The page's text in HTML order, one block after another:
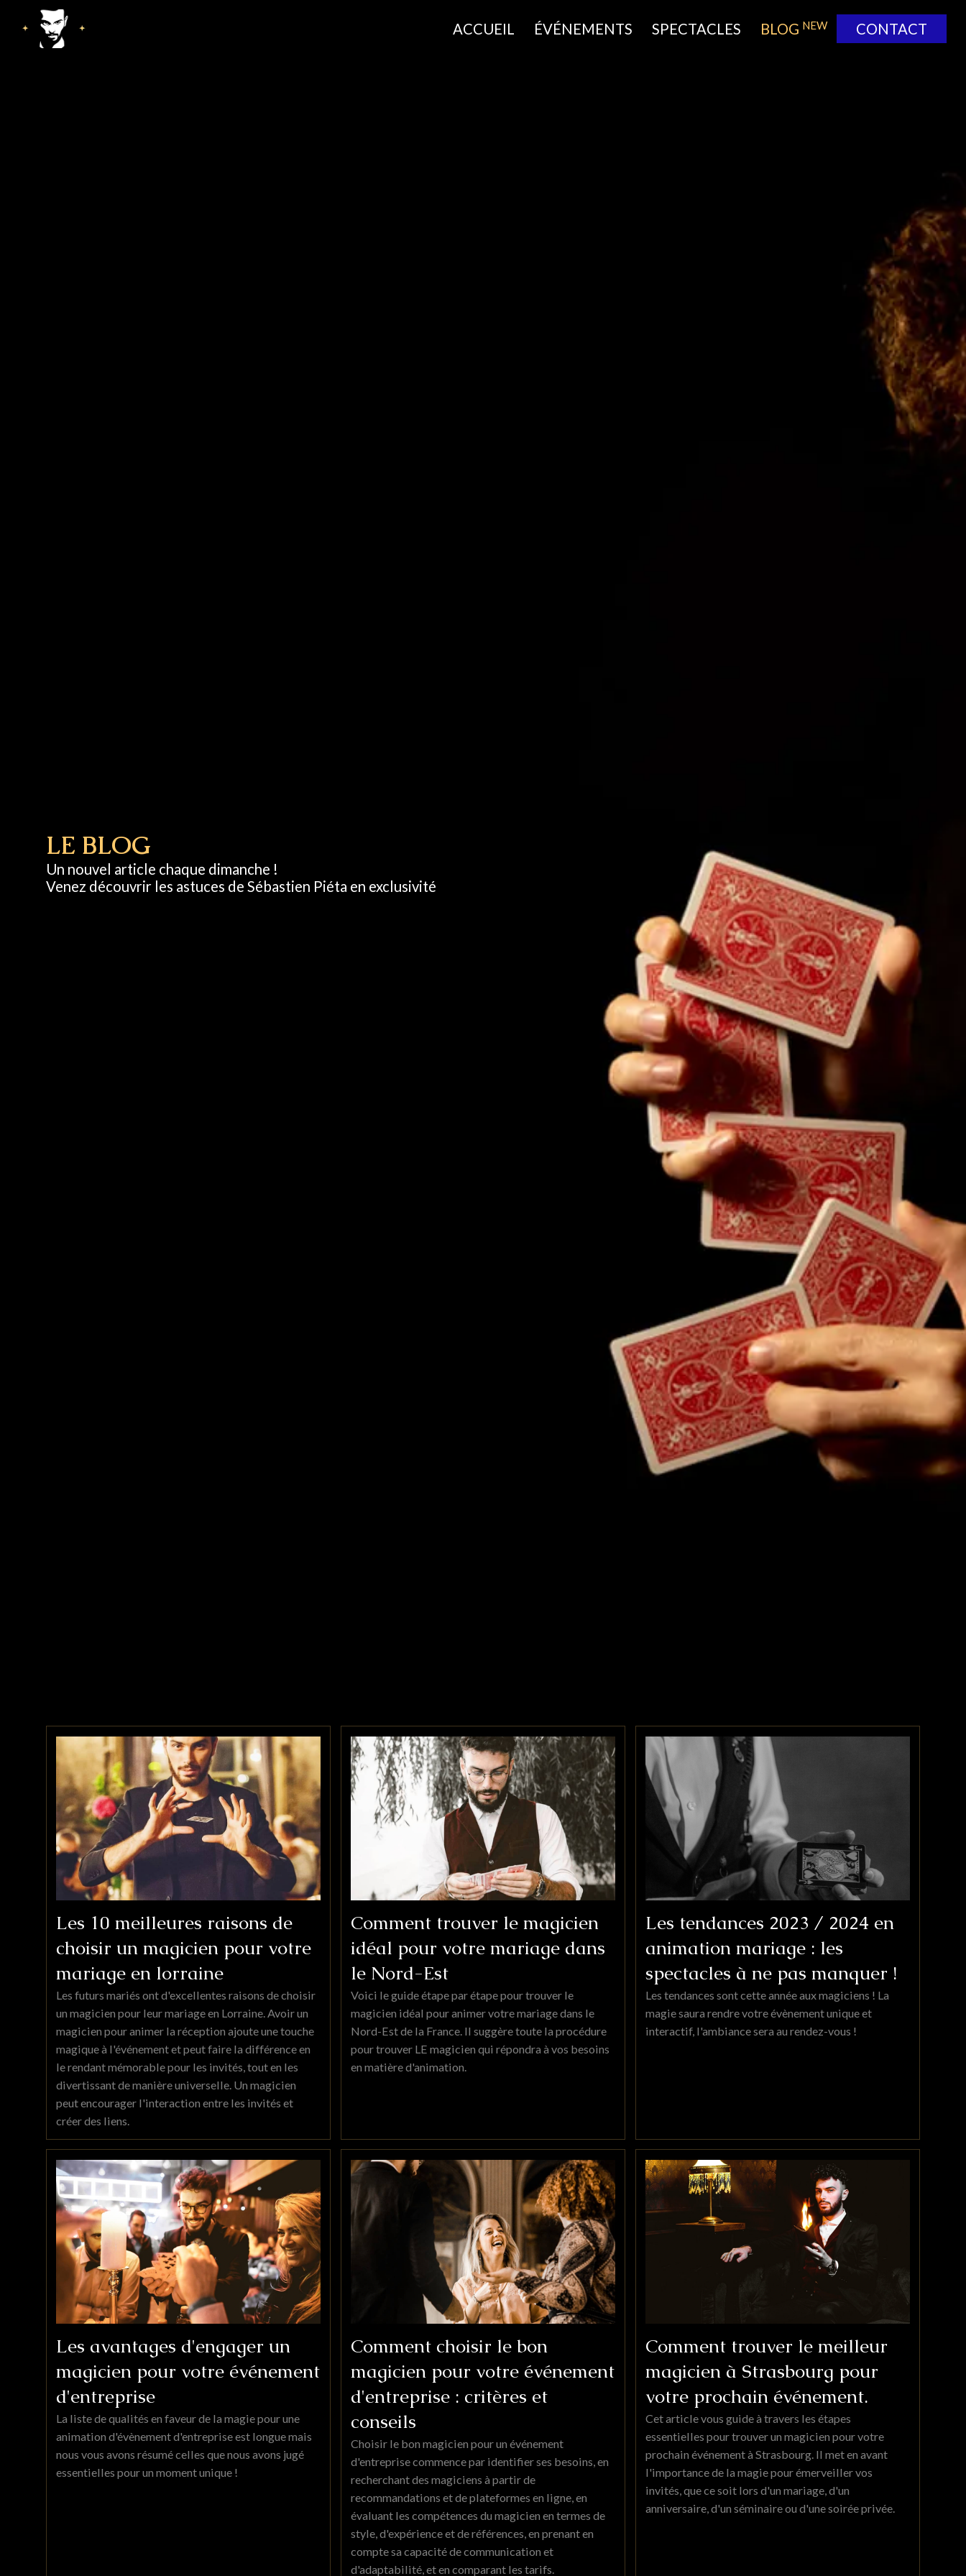
ACCUEIL ÉVÉNEMENTS SPECTACLES BLOG NEW CONTACT
LE BLOG
Un nouvel article chaque dimanche !
Venez découvrir les astuces de Sébastien Piéta en exclusivité
Les 10 meilleures raisons de
choisir un magicien pour votre
mariage en lorraine
Les futurs mariés ont d'excellentes raisons de choisir
un magicien pour leur mariage en Lorraine. Avoir un
magicien pour animer la réception ajoute une touche
magique à l'événement et peut faire la différence en
le rendant mémorable pour les invités, tout en les
divertissant de manière universelle. Un magicien
peut encourager l'interaction entre les invités et
créer des liens.
Comment trouver le magicien
idéal pour votre mariage dans
le Nord-Est
Voici le guide étape par étape pour trouver le
magicien idéal pour animer votre mariage dans le
Nord-Est de la France. Il suggère toute la procédure
pour trouver LE magicien qui répondra à vos besoins
en matière d'animation.
Les tendances 2023 / 2024 en
animation mariage : les
spectacles à ne pas manquer !
Les tendances sont cette année aux magiciens ! La
magie saura rendre votre évènement unique et
interactif, l'ambiance sera au rendez-vous !
Les avantages d'engager un
magicien pour votre événement
d'entreprise
La liste de qualités en faveur de la magie pour une
animation d'évènement d'entreprise est longue mais
nous vous avons résumé celles que nous avons jugé
essentielles pour un moment unique !
Comment choisir le bon
magicien pour votre événement
d'entreprise : critères et
conseils
Choisir le bon magicien pour un événement
d'entreprise commence par identifier ses besoins, en
recherchant des magiciens à partir de
recommandations et de plateformes en ligne, en
évaluant les compétences du magicien en termes de
style, d'expérience et de références, en prenant en
compte sa capacité de communication et
d'adaptabilité, et en comparant les tarifs.
Comment trouver le meilleur
magicien à Strasbourg pour
votre prochain événement.
Cet article vous guide à travers les étapes
essentielles pour trouver un magicien pour votre
prochain événement à Strasbourg. Il met en avant
l'importance de la magie pour émerveiller vos
invités, que ce soit lors d'un mariage, d'un
anniversaire, d'un séminaire ou d'une soirée privée.